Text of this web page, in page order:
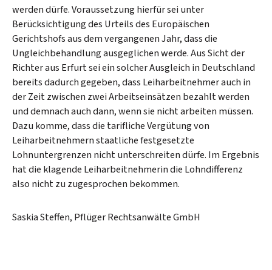
werden dürfe. Voraussetzung hierfür sei unter
Berücksichtigung des Urteils des Europäischen
Gerichtshofs aus dem vergangenen Jahr, dass die
Ungleichbehandlung ausgeglichen werde. Aus Sicht der
Richter aus Erfurt sei ein solcher Ausgleich in Deutschland
bereits dadurch gegeben, dass Leiharbeitnehmer auch in
der Zeit zwischen zwei Arbeitseinsätzen bezahlt werden
und demnach auch dann, wenn sie nicht arbeiten müssen.
Dazu komme, dass die tarifliche Vergütung von
Leiharbeitnehmern staatliche festgesetzte
Lohnuntergrenzen nicht unterschreiten dürfe. Im Ergebnis
hat die klagende Leiharbeitnehmerin die Lohndifferenz
also nicht zu zugesprochen bekommen.
Saskia Steffen, Pflüger Rechtsanwälte GmbH